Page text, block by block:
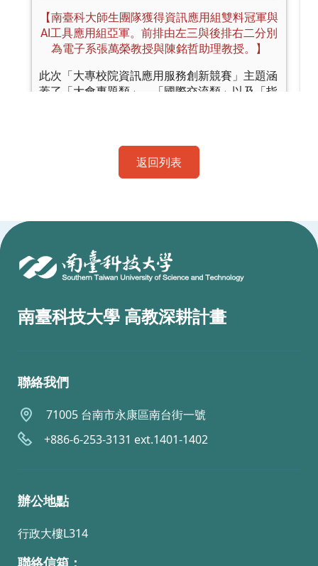
返回列表
南臺科技大學 高教深耕計畫
聯絡我們
71005 台南市永康區南台街一號
+886-6-253-3131 ext.1401-1402
辦公地點
行政大樓L314
聯絡信箱：